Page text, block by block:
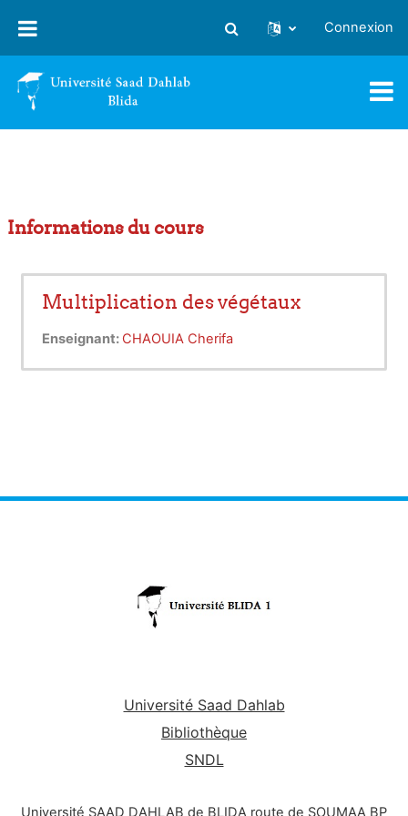
Activer/désactiver la saisie
Connexion
Informations du cours
Multiplication des végétaux
Enseignant: CHAOUIA Cherifa
Université Saad Dahlab
Bibliothèque
SNDL
Université SAAD DAHLAB de BLIDA route de SOUMAA BP